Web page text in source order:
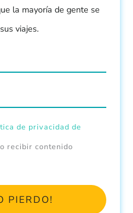
la mayoría de gente se
viajes.
de privacidad de
recibir contenido
PIERDO!